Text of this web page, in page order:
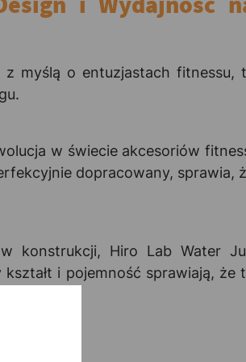
z myślą o entuzjastach fitnessu,
w świecie akcesoriów
dopracowany, sprawia,
konstrukcji, Hiro Lab Water
i pojemność sprawiają, że